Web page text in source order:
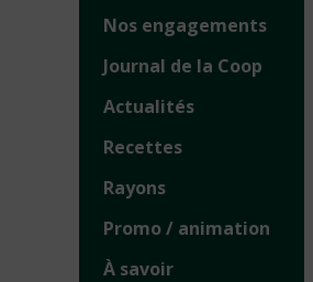
Nos engagements
Journal de la Coop
Actualités
Recettes
Rayons
Promo / animation
À savoir